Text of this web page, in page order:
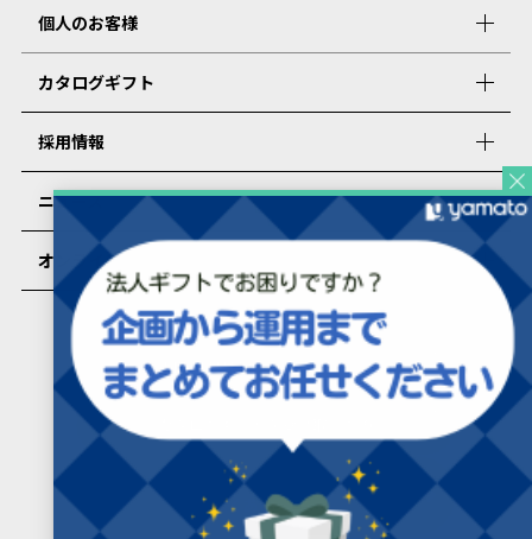
個人のお客様
カタログギフト
採用情報
ニュース
オンラインショップ
PRESENTERS ROOMについて
カタログギフトを受け取った方向け
よくあるご質問